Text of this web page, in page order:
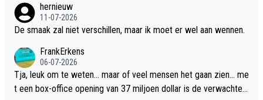
hernieuw
11-07-2026
De smaak zal niet verschillen, maar ik moet er wel aan wennen.
FrankErkens
06-07-2026
Tja, leuk om te weten... maar of veel mensen het gaan zien... me
t een box-office opening van 37 miljoen dollar is de verwachte